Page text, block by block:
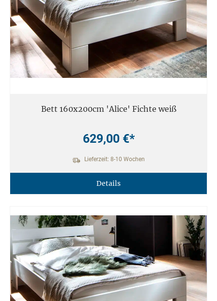
Bett 160x200cm 'Alice' Fichte weiß
629,00 €*
Lieferzeit: 8-10 Wochen
Details